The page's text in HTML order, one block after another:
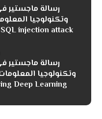
رسالة ماجستير
injection attack.)
رسالة ماجستير
Deep Learning)